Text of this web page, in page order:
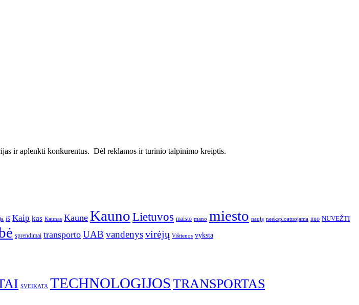
ir aplenkti konkurentus. Dėl reklamos ir turinio talpinimo kreiptis.
iš Kaip kas Kaunas Kaune KaunoLietuvos maisto mano miesto naują neeksploatuojama nuo NUVEŽTI
sprendimai transporto UAB vandenysvirėjų Vištienos vyksta
SVEIKATA TECHNOLOGIJOSTRANSPORTAS